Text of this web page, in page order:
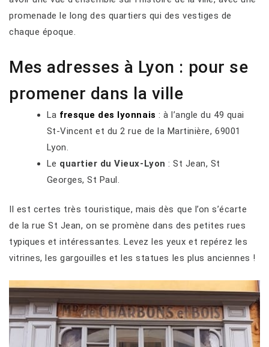
promenade le long des quartiers qui des vestiges de
chaque époque.
Mes adresses à Lyon : pour se
promener dans la ville
La fresque des lyonnais: à l’angle du 49 quai
St-Vincent et du 2 rue de la Martinière, 69001
Lyon.
Le quartier du Vieux-Lyon : St Jean, St
Georges, St Paul.
Il est certes très touristique, mais dès que l’on s’écarte
de la rue St Jean, on se promène dans des petites rues
typiques et intéressantes. Levez les yeux et repérez les
vitrines, les gargouilles et les statues les plus anciennes !